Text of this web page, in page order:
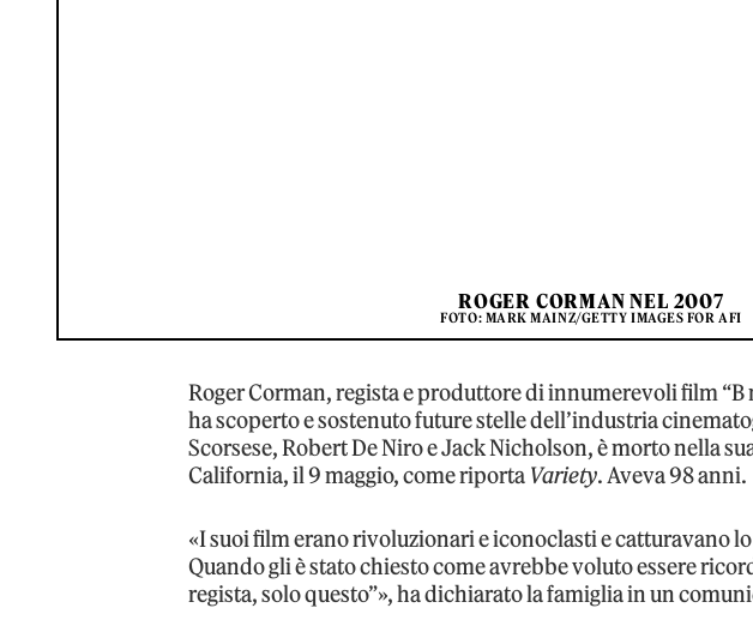
ROGER CORMAN NEL 2007
FOTO: MARK MAINZ/GETTY IMAGES FOR AFI
Roger Corman, regista e produttore di innumerevoli film
ha scoperto e sostenuto future stelle dell’industria
Scorsese, Robert De Niro e Jack Nicholson, è morto nella
California, il 9 maggio, come riporta Variety. Aveva 98 anni.
«I suoi film erano rivoluzionari e iconoclasti e catturavano
Quando gli è stato chiesto come avrebbe voluto essere
regista, solo questo”», ha dichiarato la famiglia in un